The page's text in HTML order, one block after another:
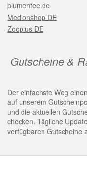
blumenfee.de
Medionshop DE
Zooplus DE
Gutscheine &
Der einfachste Weg
auf unserem
und die aktuellen
checken. Tägliche
verfügbaren Gutscheine